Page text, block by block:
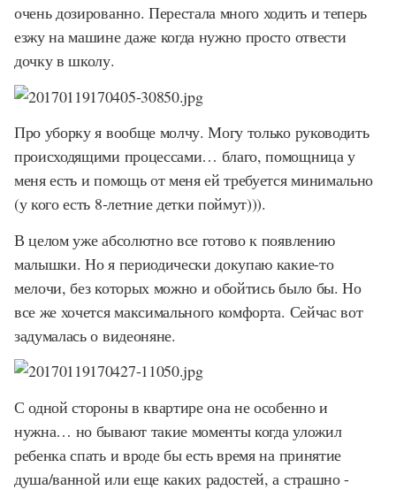
очень дозированно. Перестала много ходить и теперь
езжу на машине даже когда нужно просто отвести
дочку в школу.
Про уборку я вообще молчу. Могу только руководить
происходящими процессами… благо, помощница у
меня есть и помощь от меня ей требуется минимально
(у кого есть 8-летние детки поймут))).
В целом уже абсолютно все готово к появлению
малышки. Но я периодически докупаю какие-то
мелочи, без которых можно и обойтись было бы. Но
все же хочется максимального комфорта. Сейчас вот
задумалась о видеоняне.
С одной стороны в квартире она не особенно и
нужна… но бывают такие моменты когда уложил
ребенка спать и вроде бы есть время на принятие
душа/ванной или еще каких радостей, а страшно -